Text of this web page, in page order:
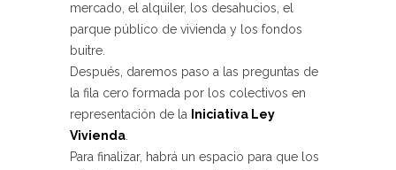
mercado, el alquiler, los desahucios, el
parque público de vivienda y los fondos
buitre.
Después, daremos paso a las preguntas de
la fila cero formada por los colectivos en
representación de la
Iniciativa Ley
Vivienda
Para finalizar, habrá un espacio para que los